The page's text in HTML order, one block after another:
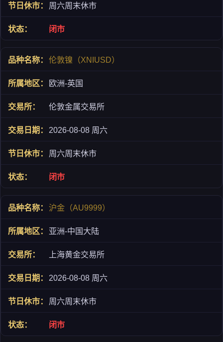
周六周末休市
闭市
伦敦镍（XNIUSD）
欧洲-英国
伦敦金属交易所
2026-08-08 周六
周六周末休市
闭市
沪金（AU9999）
亚洲-中国大陆
上海黄金交易所
2026-08-08 周六
周六周末休市
闭市